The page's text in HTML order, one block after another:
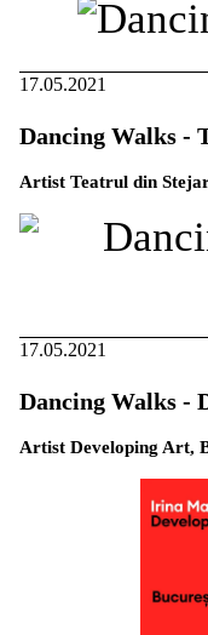
17.05.2021
Dancing Walks -
Artist Teatrul din
17.05.2021
Dancing Walks -
Artist Developing Art,